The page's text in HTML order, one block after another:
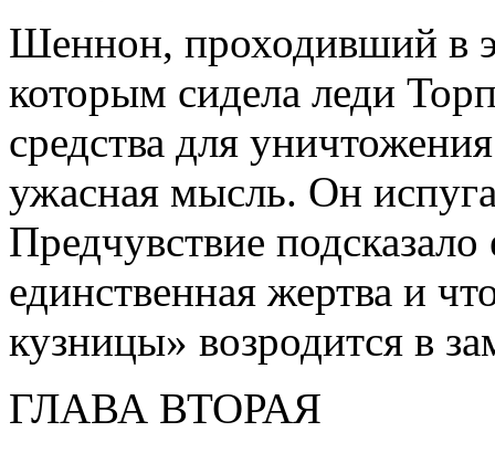
Шеннон, проходивший в
которым сидела леди
средства для
ужасная мысль. Он
Предчувствие
единственная жертва и
кузницы» возродится в
ГЛАВА ВТОРАЯ